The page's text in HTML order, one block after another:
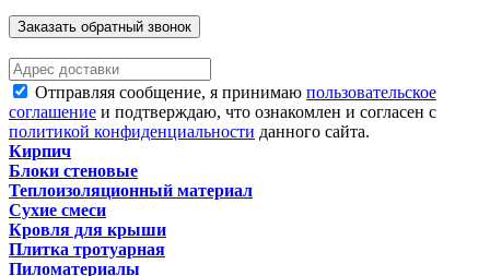
Заказать обратный звонок
Отправляя сообщение, я принимаю пользовательское
соглашение и подтверждаю, что ознакомлен и согласен с
политикой конфиденциальности данного сайта.
Кирпич
Блоки стеновые
Теплоизоляционный материал
Сухие смеси
Кровля для крыши
Плитка тротуарная
Пиломатериалы